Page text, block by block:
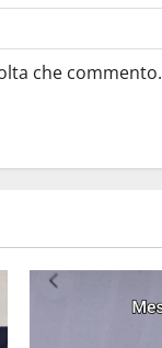
che commento.